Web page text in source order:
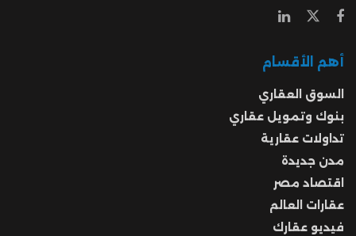
أهم الأقسام
السوق العقاري
بنوك وتمويل عقاري
تداولات عقارية
مدن جديدة
اقتصاد مصر
عقارات العالم
فيديو عقارك